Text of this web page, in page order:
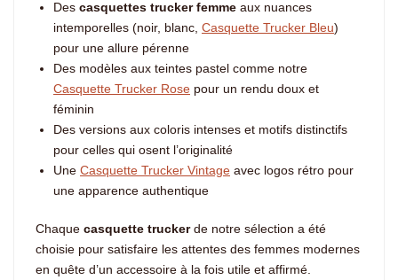
Des casquettes trucker femme aux nuances
intemporelles (noir, blanc, Casquette Trucker Bleu)
pour une allure pérenne
Des modèles aux teintes pastel comme notre
Casquette Trucker Rose pour un rendu doux et
féminin
Des versions aux coloris intenses et motifs distinctifs
pour celles qui osent l’originalité
Une Casquette Trucker Vintage avec logos rétro pour
une apparence authentique
Chaque casquette truckerde notre sélection a été
choisie pour satisfaire les attentes des femmes modernes
en quête d’un accessoire à la fois utile et affirmé.